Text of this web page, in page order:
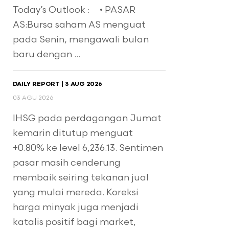
Today’s Outlook : • PASAR
AS:Bursa saham AS menguat
pada Senin, mengawali bulan
baru dengan ...
DAILY REPORT | 3 AUG 2026
03 AGU 2026
IHSG pada perdagangan Jumat
kemarin ditutup menguat
+0.80% ke level 6,236.13. Sentimen
pasar masih cenderung
membaik seiring tekanan jual
yang mulai mereda. Koreksi
harga minyak juga menjadi
katalis positif bagi market,